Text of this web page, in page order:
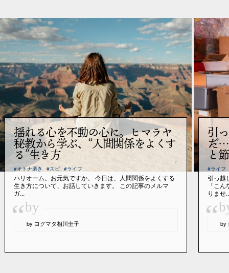
揺れる心を不動の心に。ヒマラヤ
秘教から学ぶ、“人間関係をよくす
る”生き方
#オトナ磨き #スピ #ライフ
ハリオーム。お元気ですか。 今日は、人間関係をよくする
生き方について、お話していきます。 この記事のメルマ
ガ...
“by
by ヨグマタ相川圭子
引
だ…
と
#ライフ
引っ越
「こ
りませ
“ by